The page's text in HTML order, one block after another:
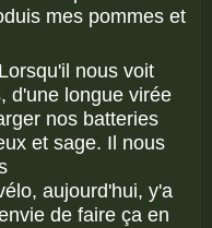
mes pommes et
nous voit
d'une longue virée
nos batteries
et sage. Il nous
aujourd'hui, y'a
de faire ça en